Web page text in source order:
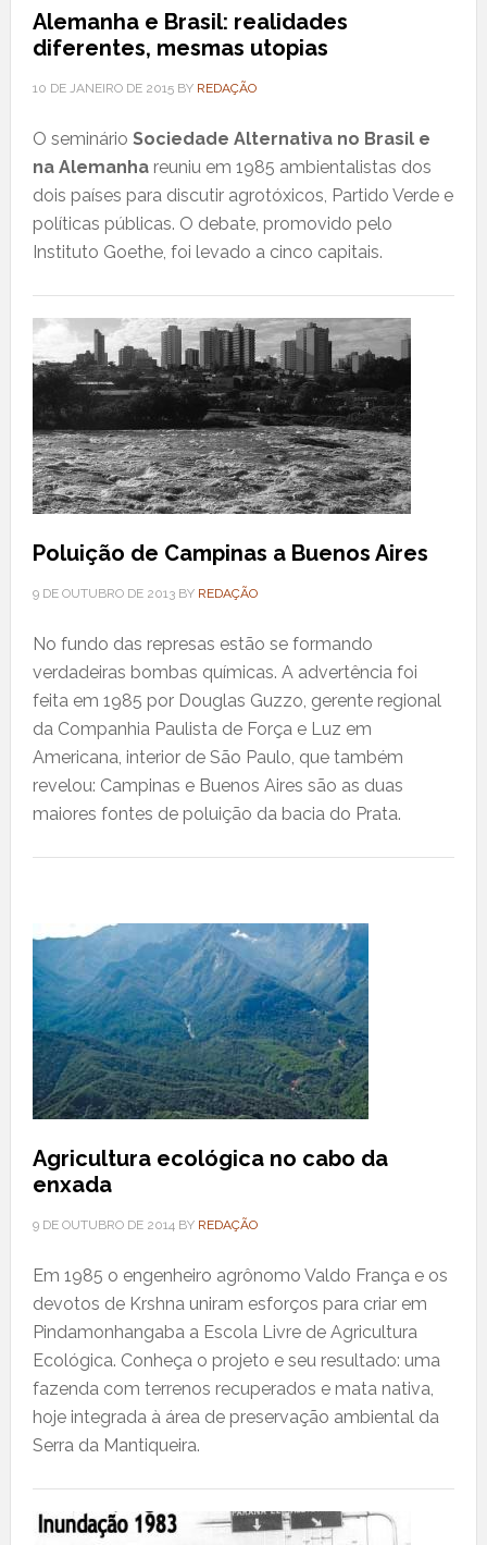
Alemanha e Brasil: realidades
diferentes, mesmas utopias
10 DE JANEIRO DE 2015BY REDAÇÃO
O seminário Sociedade Alternativa no Brasil e
na Alemanhareuniu em 1985 ambientalistas dos
dois países para discutir agrotóxicos, Partido Verde e
políticas públicas. O debate, promovido pelo
Instituto Goethe, foi levado a cinco capitais.
Poluição de Campinas a Buenos Aires
9 DE OUTUBRO DE 2013BY REDAÇÃO
No fundo das represas estão se formando
verdadeiras bombas químicas. A advertência foi
feita em 1985 por Douglas Guzzo, gerente regional
da Companhia Paulista de Força e Luz em
Americana, interior de São Paulo, que também
revelou: Campinas e Buenos Aires são as duas
maiores fontes de poluição da bacia do Prata.
Agricultura ecológica no cabo da
enxada
9 DE OUTUBRO DE 2014BY REDAÇÃO
Em 1985 o engenheiro agrônomo Valdo França e os
devotos de Krshna uniram esforços para criar em
Pindamonhangaba a Escola Livre de Agricultura
Ecológica. Conheça o projeto e seu resultado: uma
fazenda com terrenos recuperados e mata nativa,
hoje integrada à área de preservação ambiental da
Serra da Mantiqueira.